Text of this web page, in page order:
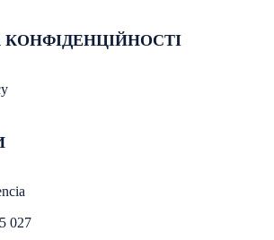
КОНФІДЕНЦІЙНОСТІ
027